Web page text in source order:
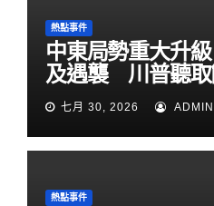
熱點事件
中東局勢重大升
及遇襲 川普聽取
七月 30, 2026
熱點事件